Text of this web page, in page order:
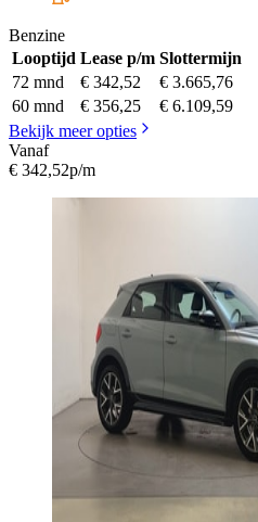
Benzine
Looptijd Lease p/m Slottermijn
72 mnd
€ 342,52
€ 3.665,76
60 mnd
€ 356,25
€ 6.109,59
Bekijk meer opties
Vanaf
€ 342,52p/m